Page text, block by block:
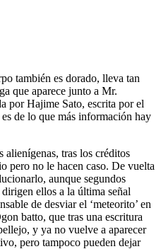
también es dorado, lleva tan
que aparece junto a Mr.
por Hajime Sato, escrita por el
de lo que más información hay
alienígenas, tras los créditos
pero no le hacen caso. De vuelta
aunque segundos
ellos a la última señal
de desviar el ‘meteorito’ en
batto, que tras una escritura
y ya no vuelve a aparecer
pero tampoco pueden dejar